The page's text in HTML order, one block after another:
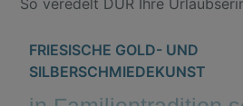
So veredelt DUR Ihre
FRIESISCHE GOLD- UND
SILBERSCHMIEDEKUNST